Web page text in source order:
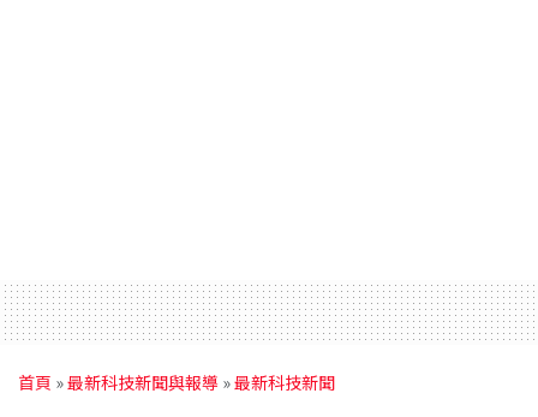
首頁 »最新科技新聞與報導 »最新科技新聞